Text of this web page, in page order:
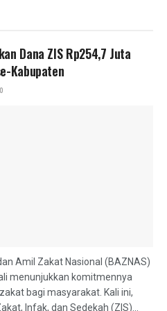
Dana ZIS Rp254,7 Juta
Kabupaten
0
Amil Zakat Nasional (BAZNAS)
menunjukkan komitmennya
bagi masyarakat. Kali ini,
Infak, dan Sedekah (ZIS)...